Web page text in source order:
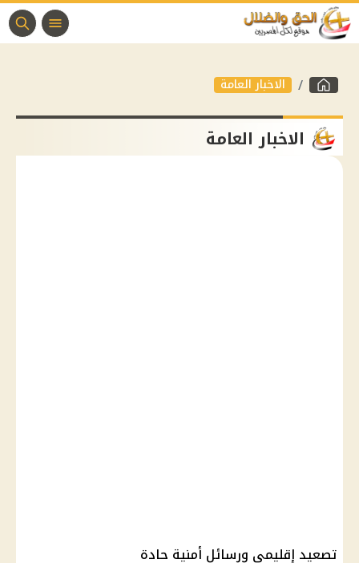
الاخبار العامة
الاخبار العامة
تصعيد إقليمي ورسائل أمنية حادة